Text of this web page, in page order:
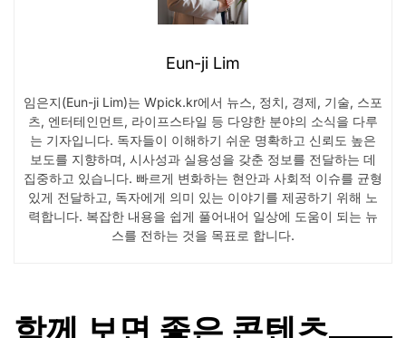
Eun-ji Lim
임은지(Eun-ji Lim)는 Wpick.kr에서 뉴스, 정치, 경제, 기술, 스포
츠, 엔터테인먼트, 라이프스타일 등 다양한 분야의 소식을 다루
는 기자입니다. 독자들이 이해하기 쉬운 명확하고 신뢰도 높은
보도를 지향하며, 시사성과 실용성을 갖춘 정보를 전달하는 데
집중하고 있습니다. 빠르게 변화하는 현안과 사회적 이슈를 균형
있게 전달하고, 독자에게 의미 있는 이야기를 제공하기 위해 노
력합니다. 복잡한 내용을 쉽게 풀어내어 일상에 도움이 되는 뉴
스를 전하는 것을 목표로 합니다.